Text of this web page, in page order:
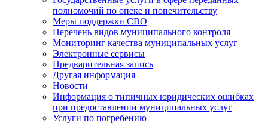
полномочий по опеке и попечительству
Меры поддержки СВО
Перечень видов муниципального контроля
Мониторинг качества муниципальных услуг
Электронные сервисы
Предварительная запись
Другая информация
Новости
Информация о типичных юридических ошибках
при предоставлении муниципальных услуг
Услуги по погребению